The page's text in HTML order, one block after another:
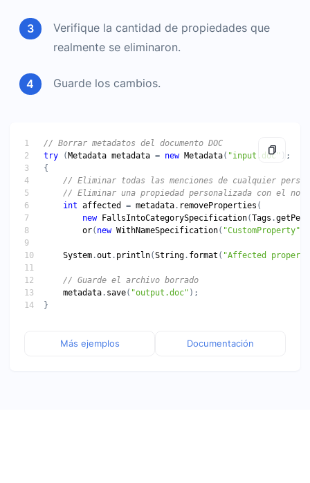
Verifique la cantidad de propiedades que
realmente se eliminaron.
Guarde los cambios.
try ( Metadata metadata = new Metadata( "input.doc"
int affected = metadata . removeProperties
new
FallsIntoCategorySpecification(Tags .
or( new WithNameSpecification( "CustomProperty"
System .out . println(String . format ( "Affected
metadata . save( "output.doc"
Más ejemplos Documentación